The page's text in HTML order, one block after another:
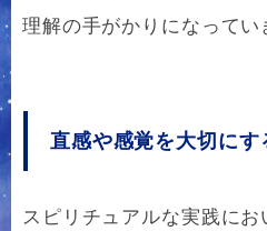
理解の手がかりになってい
直感や感覚を大切にす
スピリチュアルな実践に